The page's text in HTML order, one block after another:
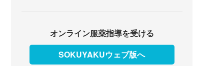
オンライン服薬指導を受ける
SOKUYAKUウェブ版へ